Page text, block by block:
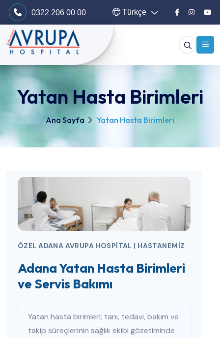
0322 206 00 00 Türkçe
Yatan Hasta Birimleri
Ana Sayfa Yatan Hasta Birimleri
ÖZEL ADANA AVRUPA HOSPITAL | HASTANEMIZ
Adana Yatan Hasta Birimleri
ve Servis Bakımı
Yatan hasta birimleri; tanı, tedavi, bakım ve
takip süreçlerinin sağlık ekibi gözetiminde